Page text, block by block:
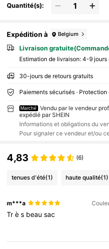
Quantité(s):
Expédition à Belgium
Livraison
Estimation de livraison: 4-9 jours
30-jours de retours gratuits
Paiements sécurisés ·
Marché
Vendu par le vendeur
expédié par SHEIN
Informations et obligations du
Pour signaler ce vendeur et/ou
4,83 (6)
tenues d'été(1) haute qualité(1)
m***a
Très beausac